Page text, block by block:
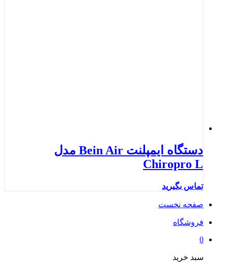
دستگاه ایمپلنت Bein Air مدل
Chiropro L
تماس بگیرید
صفحه نخست
فروشگاه
0
سبد خرید